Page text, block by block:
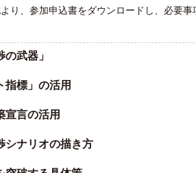
り、参加申込書をダウンロードし、必要
武器」
指標」の活用
宣言の活用
シナリオの描き方